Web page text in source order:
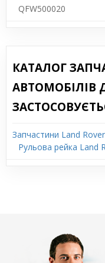
QFW500020
КАТАЛОГ
АВТОМОБІЛІВ
Запчастини Land Rover
Рульова рейка Land